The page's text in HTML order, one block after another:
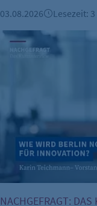
etracker
Zweck:
Es erlaubt
Name:
isSdEnabled
Anbieter:
etracker
03.08.2026 Lesezeit:
Karin Teichmann:
NACHGEFRAGT: